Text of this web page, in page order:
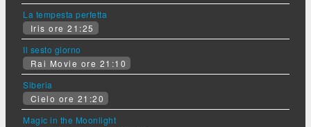
La tempesta perfetta
Iris ore 21:25
Il sesto giorno
Rai Movie ore 21:10
Siberia
Cielo ore 21:20
Magic in the Moonlight